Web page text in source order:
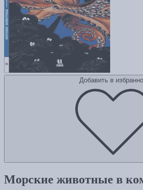
Добавить в
Морские животные в